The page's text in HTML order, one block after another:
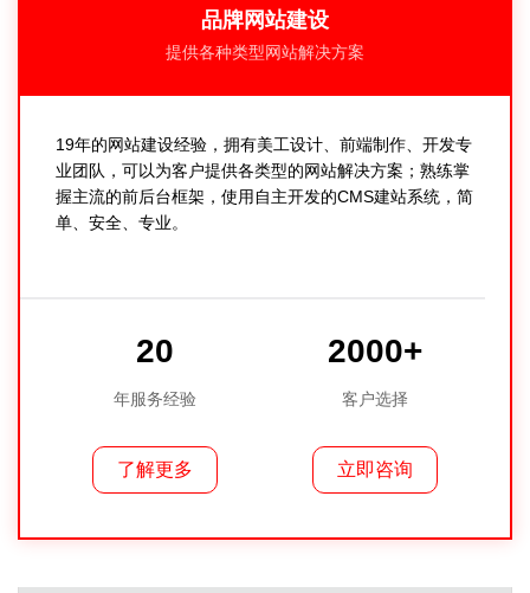
品牌网站建设
提供各种类型网站解决方案
19年的网站建设经验，拥有美工设计、前端制作、开发专
业团队，可以为客户提供各类型的网站解决方案；熟练掌
握主流的前后台框架，使用自主开发的CMS建站系统，简
单、安全、专业。
20
年服务经验
了解更多
2000+
客户选择
立即咨询